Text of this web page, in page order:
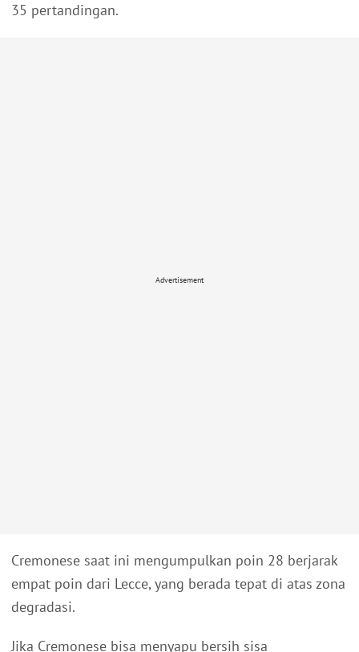
35 pertandingan.
Advertisement
Cremonese saat ini mengumpulkan poin 28 berjarak
empat poin dari Lecce, yang berada tepat di atas zona
degradasi.
Jika Cremonese bisa menyapu bersih sisa